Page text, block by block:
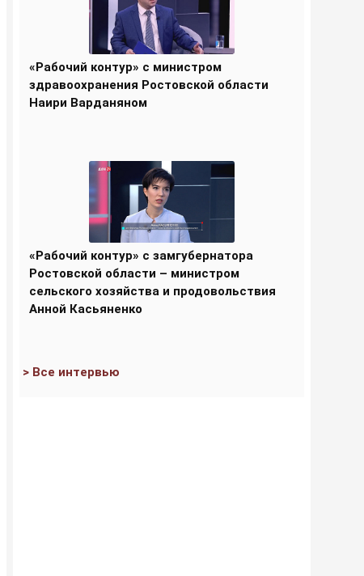
«Рабочий контур» с министром
здравоохранения Ростовской области
Наири Варданяном
«Рабочий контур» с замгубернатора
Ростовской области – министром
сельского хозяйства и продовольствия
Анной Касьяненко
> Все интервью